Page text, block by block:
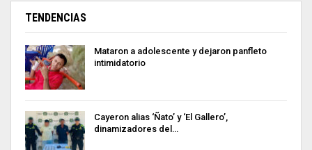
TENDENCIAS
Mataron a adolescente y dejaron panfleto
intimidatorio
Cayeron alias ‘Ñato’ y ‘El Gallero’,
dinamizadores del…